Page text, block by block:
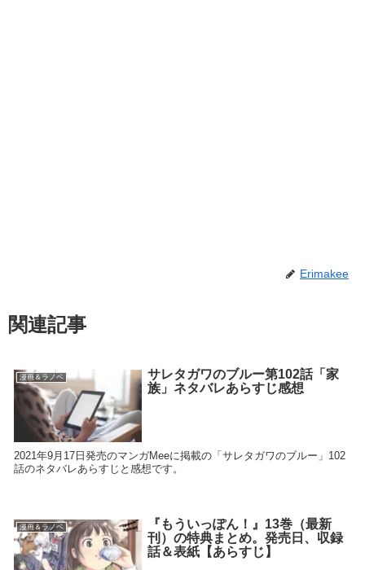
Erimakee
関連記事
漫画＆ラノベ
サレタガワのブルー第102話「家
族」ネタバレあらすじ感想
2021年9月17日発売のマンガMeeに掲載の「サレタガワのブルー」102
話のネタバレあらすじと感想です。
漫画＆ラノベ
『もういっぽん！』13巻（最新
刊）の特典まとめ。発売日、収録
話＆表紙【あらすじ】